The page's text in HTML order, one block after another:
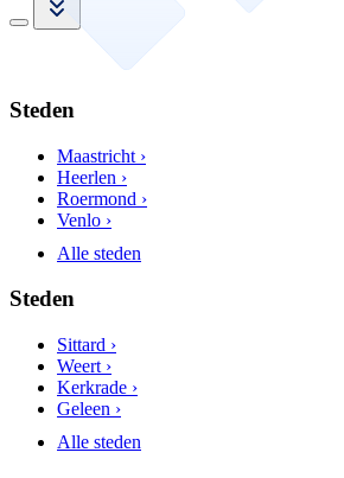
Steden
Maastricht ›
Heerlen ›
Roermond ›
Venlo ›
Alle steden
Steden
Sittard ›
Weert ›
Kerkrade ›
Geleen ›
Alle steden